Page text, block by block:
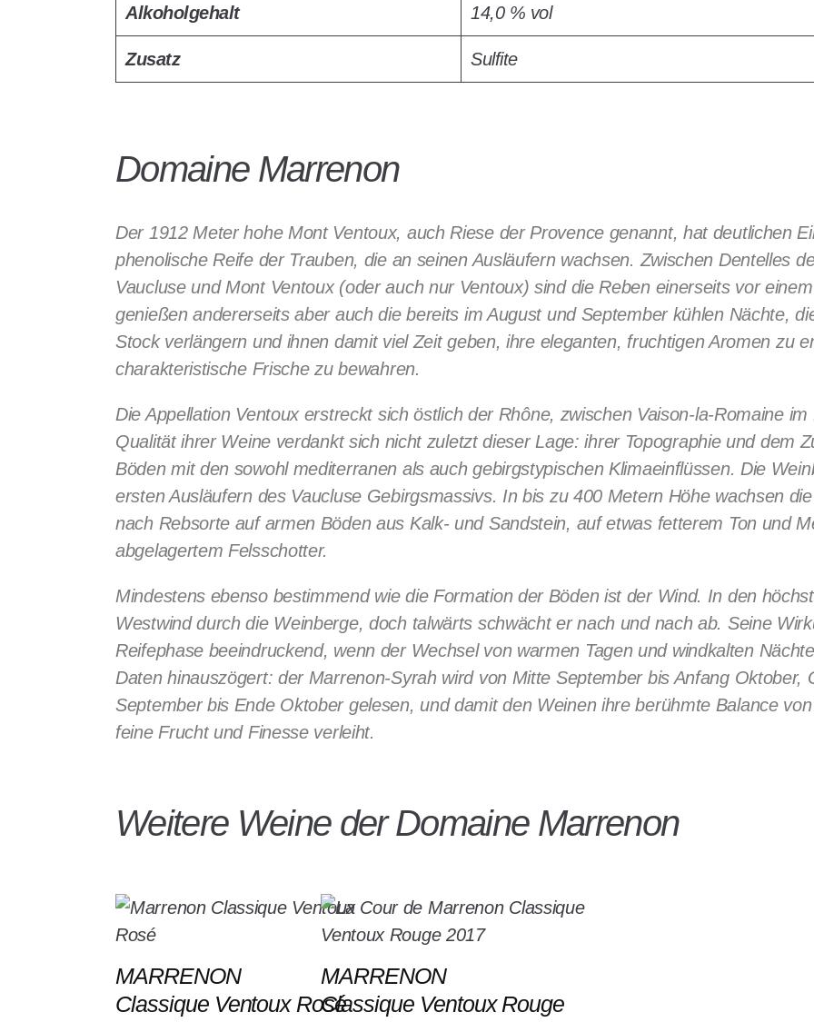
Alkoholgehalt 14,0 % vol
Zusatz Sulfite
Domaine Marrenon
Der 1912 Meter hohe Mont Ventoux, auch Riese der Provence genannt, hat deutlichen
phenolische Reife der Trauben, die an seinen Ausläufern wachsen. Zwischen Dentelles
Vaucluse und Mont Ventoux (oder auch nur Ventoux) sind die Reben einerseits vor
genießen andererseits aber auch die bereits im August und September kühlen Nächte,
Stock verlängern und ihnen damit viel Zeit geben, ihre eleganten, fruchtigen Aromen zu
charakteristische Frische zu bewahren.
Die Appellation Ventoux erstreckt sich östlich der Rhône, zwischen Vaison-la-Romaine
Qualität ihrer Weine verdankt sich nicht zuletzt dieser Lage: ihrer Topographie und dem
Böden mit den sowohl mediterranen als auch gebirgstypischen Klimaeinflüssen. Die
ersten Ausläufern des Vaucluse Gebirgsmassivs. In bis zu 400 Metern Höhe wachsen
nach Rebsorte auf armen Böden aus Kalk- und Sandstein, auf etwas fetterem Ton und
abgelagertem Felsschotter.
Mindestens ebenso bestimmend wie die Formation der Böden ist der Wind. In den
Westwind durch die Weinberge, doch talwärts schwächt er nach und nach ab. Seine
Reifephase beeindruckend, wenn der Wechsel von warmen Tagen und windkalten
Daten hinauszögert: der Marrenon-Syrah wird von Mitte September bis Anfang Oktober,
September bis Ende Oktober gelesen, und damit den Weinen ihre berühmte Balance
feine Frucht und Finesse verleiht.
Weitere Weine der Domaine Marrenon
MARRENON
Classique Ventoux Rosé
MARRENON
Classique Ventoux Rouge